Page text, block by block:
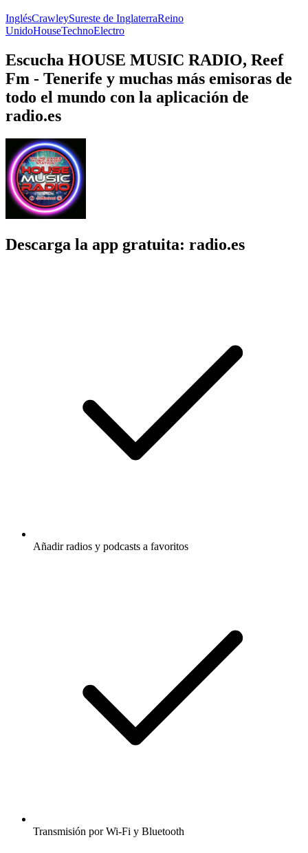
InglésCrawleySureste de InglaterraReino
UnidoHouseTechnoElectro
Escucha HOUSE MUSIC RADIO, Reef
Fm - Tenerife y muchas más emisoras de
todo el mundo con la aplicación de
radio.es
Descarga la app gratuita: radio.es
Añadir radios y podcasts a favoritos
Transmisión por Wi-Fi y Bluetooth